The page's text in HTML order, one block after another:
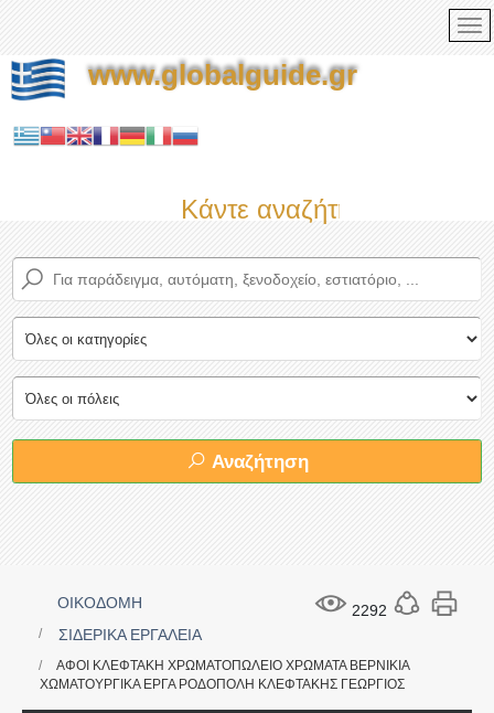
www.globalguide.gr
Κάντε αναζήτηση τώρα
Αναζήτηση
2292
ΟΙΚΟΔΟΜΗ
ΣΙΔΕΡΙΚΑ ΕΡΓΑΛΕΙΑ
ΑΦΟΙ ΚΛΕΦΤΑΚΗ ΧΡΩΜΑΤΟΠΩΛΕΙΟ ΧΡΩΜΑΤΑ ΒΕΡΝΙΚΙΑ
ΧΩΜΑΤΟΥΡΓΙΚΑ ΕΡΓΑ ΡΟΔΟΠΟΛΗ ΚΛΕΦΤΑΚΗΣ ΓΕΩΡΓΙΟΣ